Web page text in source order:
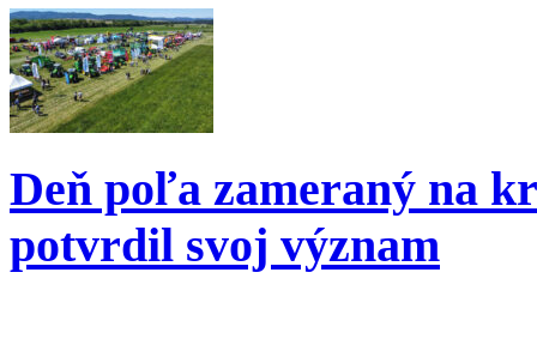
Deň poľa zameraný na
potvrdil svoj význam